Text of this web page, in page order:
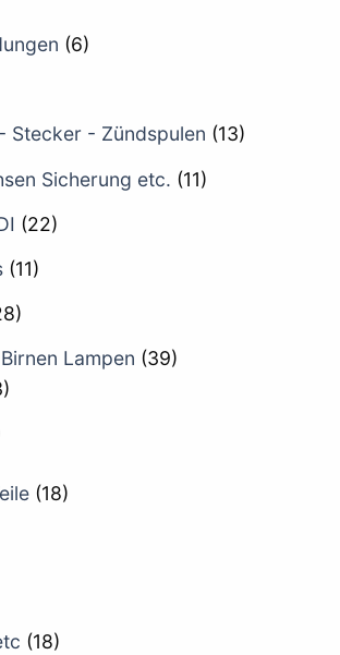
(6)
Stecker - Zündspulen (13)
Sicherung etc. (11)
(22)
(11)
Lampen (39)
(18)
(18)